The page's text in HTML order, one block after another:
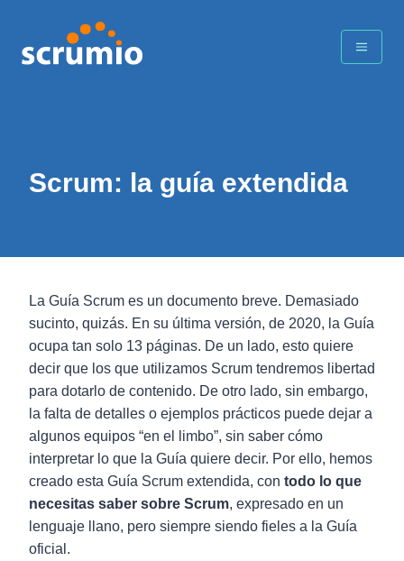
Scrum: la guía extendida
La Guía Scrum es un documento breve. Demasiado
sucinto, quizás. En su última versión, de 2020, la Guía
ocupa tan solo 13 páginas. De un lado, esto quiere
decir que los que utilizamos Scrum tendremos libertad
para dotarlo de contenido. De otro lado, sin embargo,
la falta de detalles o ejemplos prácticos puede dejar a
algunos equipos “en el limbo”, sin saber cómo
interpretar lo que la Guía quiere decir. Por ello, hemos
creado esta Guía Scrum extendida, con todo lo que
necesitas saber sobre Scrum, expresado en un
lenguaje llano, pero siempre siendo fieles a la Guía
oficial.